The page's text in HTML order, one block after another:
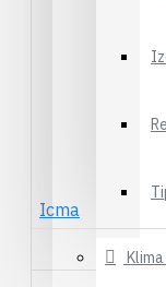
Icma
MESNI